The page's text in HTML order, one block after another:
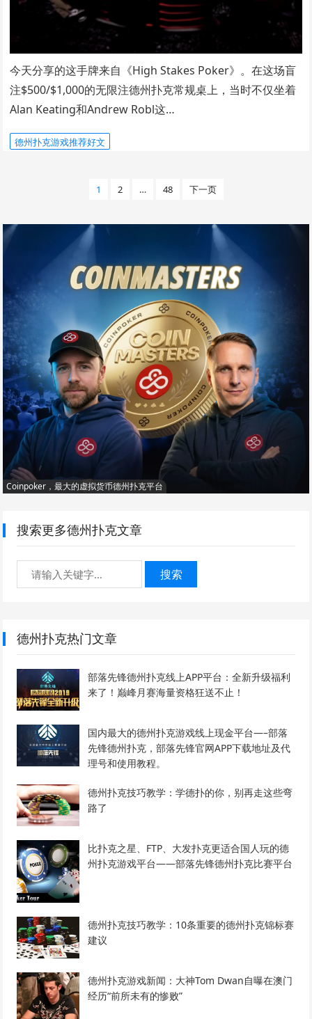
今天分享的这手牌来自《High Stakes Poker》。在这场盲
注$500/$1,000的无限注德州扑克常规桌上，当时不仅坐着
Alan Keating和Andrew Robl这…
德州扑克游戏推荐好文
分
页
1 2 … 48 下一页
Coinpoker，最大的虚拟货币德州扑克平台
搜索更多德州扑克文章
搜索
德州扑克热门文章
部落先锋德州扑克线上APP平台：全新升级福利
来了！巅峰月赛海量资格狂送不止！
国内最大的德州扑克游戏线上现金平台—–部落
先锋德州扑克，部落先锋官网APP下载地址及代
理号和使用教程。
德州扑克技巧教学：学德扑的你，别再走这些弯
路了
比扑克之星、FTP、大发扑克更适合国人玩的德
州扑克游戏平台——部落先锋德州扑克比赛平台
德州扑克技巧教学：10条重要的德州扑克锦标赛
建议
德州扑克游戏新闻：大神Tom Dwan自曝在澳门
经历“前所未有的惨败”